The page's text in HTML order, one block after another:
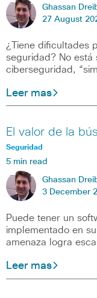
Ghassan
27 August
¿Tiene dificultades
seguridad? No está
ciberseguridad,
Leer mas
El valor de la
Seguridad
5 min read
Ghassan
3 December
Puede tener un
implementado en
amenaza logra
Leer mas